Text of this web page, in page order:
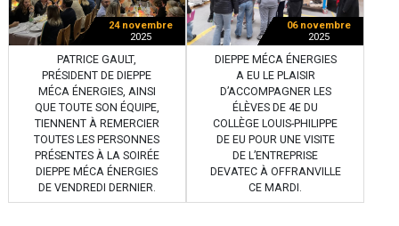
24 novembre
2025
PATRICE GAULT,
PRÉSIDENT DE DIEPPE
MÉCA ÉNERGIES, AINSI
QUE TOUTE SON ÉQUIPE,
TIENNENT À REMERCIER
TOUTES LES PERSONNES
PRÉSENTES À LA SOIRÉE
DIEPPE MÉCA ÉNERGIES
DE VENDREDI DERNIER.
06 novembre
2025
DIEPPE MÉCA ÉNERGIES
A EU LE PLAISIR
D’ACCOMPAGNER LES
ÉLÈVES DE 4E DU
COLLÈGE LOUIS-PHILIPPE
DE EU POUR UNE VISITE
DE L’ENTREPRISE
DEVATEC À OFFRANVILLE
CE MARDI.